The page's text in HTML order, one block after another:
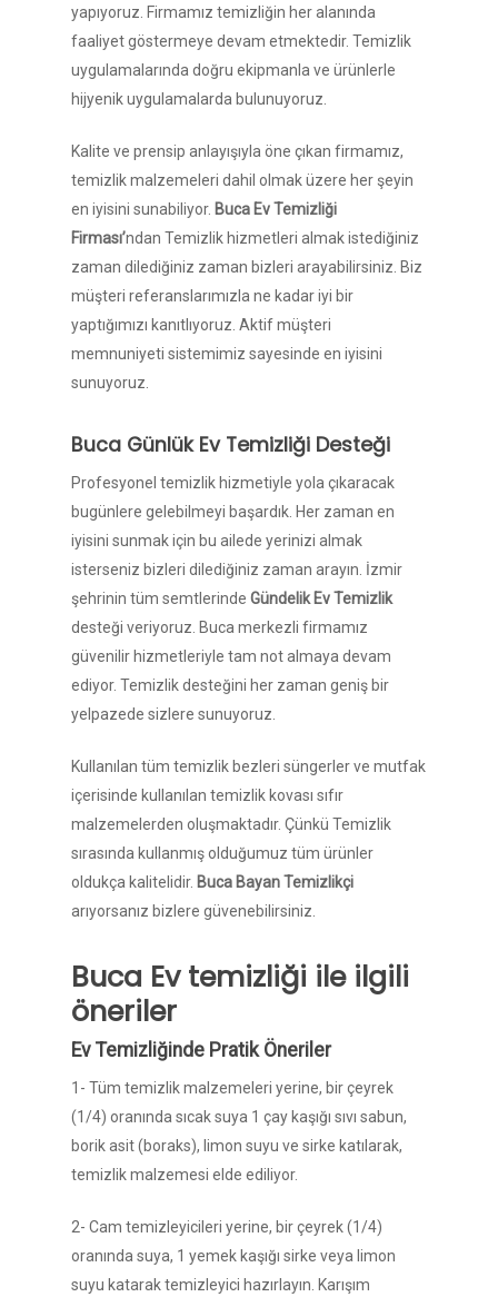
yapıyoruz. Firmamız temizliğin her alanında
faaliyet göstermeye devam etmektedir. Temizlik
uygulamalarında doğru ekipmanla ve ürünlerle
hijyenik uygulamalarda bulunuyoruz.
Kalite ve prensip anlayışıyla öne çıkan firmamız,
temizlik malzemeleri dahil olmak üzere her şeyin
en iyisini sunabiliyor. Buca Ev Temizliği
Firması’ndan Temizlik hizmetleri almak istediğiniz
zaman dilediğiniz zaman bizleri arayabilirsiniz. Biz
müşteri referanslarımızla ne kadar iyi bir
yaptığımızı kanıtlıyoruz. Aktif müşteri
memnuniyeti sistemimiz sayesinde en iyisini
sunuyoruz.
Buca Günlük Ev Temizliği Desteği
Profesyonel temizlik hizmetiyle yola çıkaracak
bugünlere gelebilmeyi başardık. Her zaman en
iyisini sunmak için bu ailede yerinizi almak
isterseniz bizleri dilediğiniz zaman arayın. İzmir
şehrinin tüm semtlerinde Gündelik Ev Temizlik
desteği veriyoruz. Buca merkezli firmamız
güvenilir hizmetleriyle tam not almaya devam
ediyor. Temizlik desteğini her zaman geniş bir
yelpazede sizlere sunuyoruz.
Kullanılan tüm temizlik bezleri süngerler ve mutfak
içerisinde kullanılan temizlik kovası sıfır
malzemelerden oluşmaktadır. Çünkü Temizlik
sırasında kullanmış olduğumuz tüm ürünler
oldukça kalitelidir. Buca Bayan Temizlikçi
arıyorsanız bizlere güvenebilirsiniz.
Buca Ev temizliği ile ilgili
öneriler
Ev Temizliğinde Pratik Öneriler
1- Tüm temizlik malzemeleri yerine, bir çeyrek
(1/4) oranında sıcak suya 1 çay kaşığı sıvı sabun,
borik asit (boraks), limon suyu ve sirke katılarak,
temizlik malzemesi elde ediliyor.
2- Cam temizleyicileri yerine, bir çeyrek (1/4)
oranında suya, 1 yemek kaşığı sirke veya limon
suyu katarak temizleyici hazırlayın. Karışım